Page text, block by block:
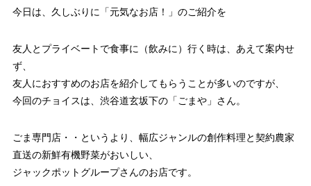
今日は、久しぶりに「元気なお店！」のご紹介を
友人とプライベートで食事に（飲みに）行く時は、あえて案内せ
ず、
友人におすすめのお店を紹介してもらうことが多いのですが、
今回のチョイスは、渋谷道玄坂下の「ごまや」さん。
ごま専門店・・というより、幅広ジャンルの創作料理と契約農家
直送の新鮮有機野菜がおいしい、
ジャックポットグループさんのお店です。